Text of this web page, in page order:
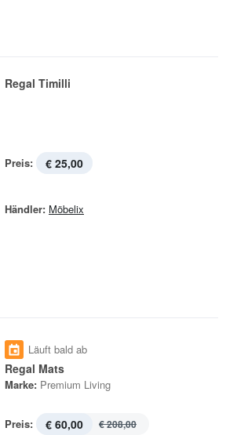
Regal Timilli
Preis: € 25,00
Händler: Möbelix
Läuft bald ab
Regal Mats
Marke: Premium Living
Preis: € 60,00 € 208,00